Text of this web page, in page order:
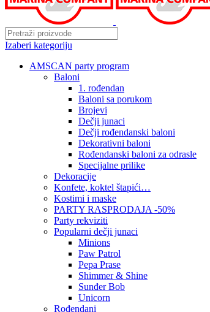
Izaberi kategoriju
AMSCAN party program
Baloni
1. rođendan
Baloni sa porukom
Brojevi
Dečji junaci
Dečji rođendanski baloni
Dekorativni baloni
Rođendanski baloni za odrasle
Specijalne prilike
Dekoracije
Konfete, koktel štapići…
Kostimi i maske
PARTY RASPRODAJA -50%
Party rekviziti
Popularni dečji junaci
Minions
Paw Patrol
Pepa Prase
Shimmer & Shine
Sunđer Bob
Unicorn
Rođendani